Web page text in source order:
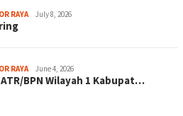
RAYA July 8, 2026
RAYA June 4, 2026
BPN Wilayah 1 Kabupat…